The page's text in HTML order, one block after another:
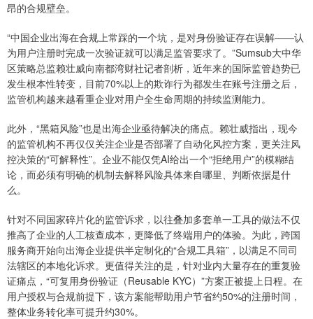
昂的合规壁垒。
“中国企业出海在合规上常踩的一个坑，是对身份验证存在误解——认
为用户注册时完成一次验证就可以满足监管要求了。”Sumsub大中华
区策略总监赖壮威向南都湾财社记者剖析，近年来的国际监管趋势已
发生根本性转变，目前70%以上的欺诈行为都发生在账号注册之后，
监管机构越来越看重企业对用户全生命周期的持续监测能力。
此外，“黑箱风险”也是出海企业亟待解决的痛点。赖壮威指出，现今
的监管机构不再仅仅关注企业是否部署了自动化风控方案，更关注风
控决策的“可解释性”。企业不能仅凭AI给出一个“拒绝用户”的模糊结
论，而必须有明确的机制去解释风险具体来自哪里、判断依据是什
么。
针对不同国家碎片化的监管诉求，以往叠加多套单一工具的做法不仅
推高了企业的人工核查成本，更降低了终端用户的体验。为此，跨国
服务商开始向出海企业提供半定制化的“合规工具箱”，以满足不同司
法辖区的本地化诉求。更值得关注的是，针对业内大量存在的重复验
证痛点，“可复用身份验证（Reusable KYC）”方案正被提上日程。在
用户授权与合规前提下，该方案能帮助用户节省约50%的注册时间，
整体业务转化率可提升约30%。